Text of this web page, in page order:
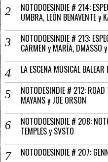
NOTODOESINDIE # 214:
UMBRA, LEÓN BENAVENTE y
NOTODOESINDIE # 213:
CARMEN y MARÍA, DMASSO
LA ESCENA MUSICAL
NOTODESINDIE # 212:
MAYANS y JOE ORSON
NOTODOESINDIE # 208:
TEMPLES y SVSTO
NOTODOESINDIE # 207: